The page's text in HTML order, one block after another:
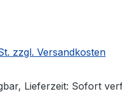
zzgl. Versandkosten
Lieferzeit: Sofort